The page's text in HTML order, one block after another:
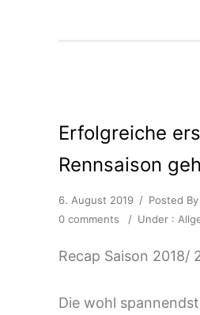
Erfolgreiche
Rennsaison
6. August 2019 / Posted
0 comments
/ Under :
Recap Saison 2018/
Die wohl